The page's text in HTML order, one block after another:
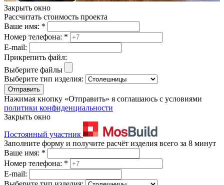
Закрыть окно
Рассчитать стоимость проекта
Ваше имя: *
Номер телефона: *
E-mail:
Прикрепить файл:
Выберите файлы
Выберите тип изделия:
Отправить
Нажимая кнопку «Отправить» я соглашаюсь с условиями
политики конфиденциальности
Закрыть окно
Постоянный участник
Заполните форму и получите расчёт изделия всего за 8 минут
Ваше имя: *
Номер телефона: *
E-mail: